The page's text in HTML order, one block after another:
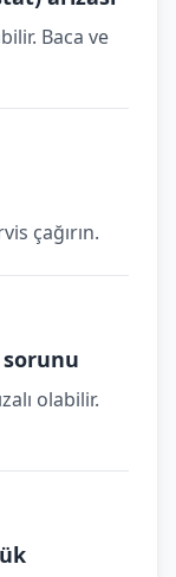
Baca ve
çağırın.
sorunu
olabilir.